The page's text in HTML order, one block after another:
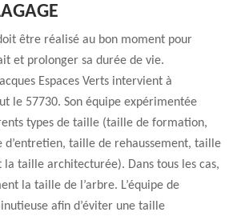
être réalisé au bon moment pour
et prolonger sa durée de vie.
Espaces Verts intervient à
le 57730. Son équipe expérimentée
types de taille (taille de formation,
d’entretien, taille de rehaussement, taille
taille architecturée). Dans tous les cas,
la taille de l’arbre. L’équipe de
afin d’éviter une taille